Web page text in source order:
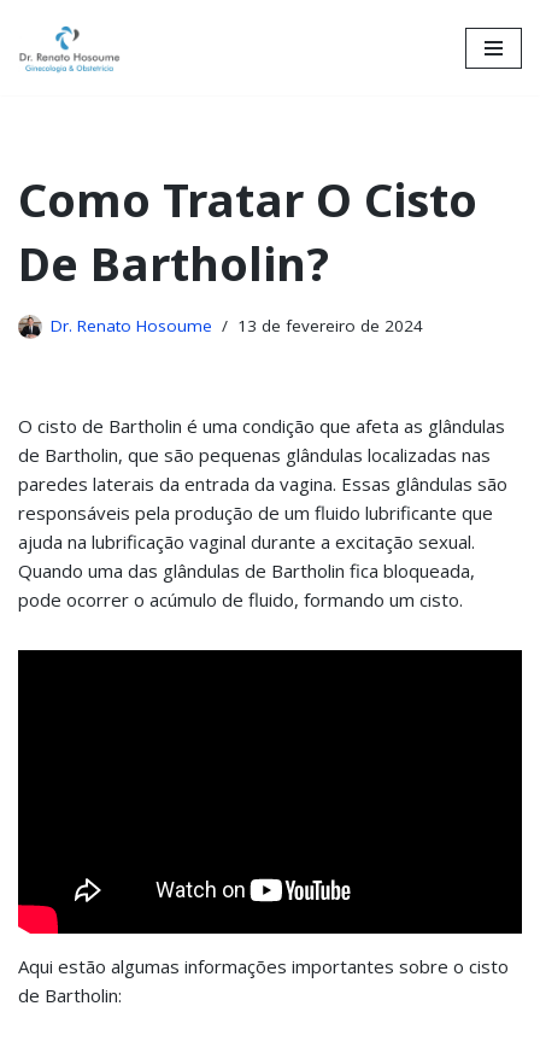
Skip
Como Tratar O Cisto
De Bartholin?
Dr. Renato Hosoume 13 de fevereiro de 2024
O cisto de Bartholin é uma condição que afeta as glândulas
de Bartholin, que são pequenas glândulas localizadas nas
paredes laterais da entrada da vagina. Essas glândulas são
responsáveis pela produção de um fluido lubrificante que
ajuda na lubrificação vaginal durante a excitação sexual.
Quando uma das glândulas de Bartholin fica bloqueada,
pode ocorrer o acúmulo de fluido, formando um cisto.
Aqui estão algumas informações importantes sobre o cisto
de Bartholin: